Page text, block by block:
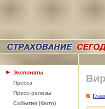
Экспонаты
Пресса
Пресс-релизы
События (Фото)